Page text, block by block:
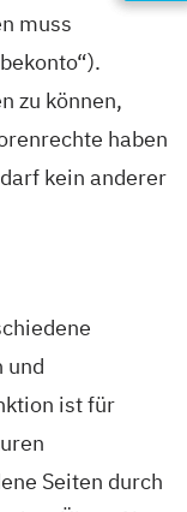
muss
zu können,
haben
kein anderer
und
ist für
Seiten durch